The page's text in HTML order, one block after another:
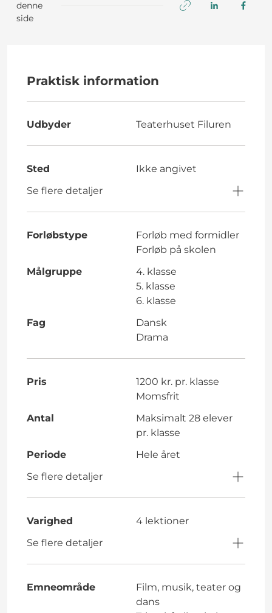
denne
side
Praktisk information
Udbyder Teaterhuset Filuren
Sted
Ikke angivet
Se flere detaljer
Forløbstype
Forløb med formidler
Forløb på skolen
Målgruppe
4. klasse
5. klasse
6. klasse
Fag
Dansk
Drama
Pris
1200 kr. pr. klasse
Momsfrit
Antal
Maksimalt 28 elever
pr. klasse
Periode
Hele året
Se flere detaljer
Varighed
4 lektioner
Se flere detaljer
Emneområde
Film, musik, teater og
dans